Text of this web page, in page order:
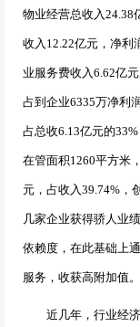
物业经营总收入24.38
收入 12.22亿元，净利
业服务费收入6.62亿元
占到企业6335万净利
占总收6.13亿元的33%
在管面积1260平方米
元，占收入39.74% ，
几家企业获得骄人业
依赖度，在此基础上
服务，收获高附加值。
近几年，行业经